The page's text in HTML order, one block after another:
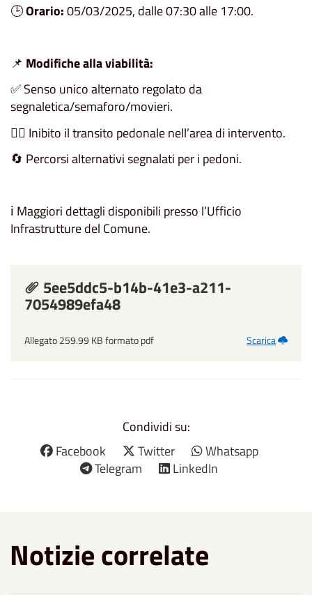
🕒Orario:05/03/2025, dalle 07:30 alle 17:00.
📌 Modifiche alla viabilità:
✅ Senso unico alternato regolato da
segnaletica/semaforo/movieri.
🚶‍♂️ Inibito il transito pedonale nell’area di intervento.
🔄 Percorsi alternativi segnalati per i pedoni.
ℹ️ Maggiori dettagli disponibili presso l’Ufficio
Infrastrutture del Comune.
5ee5ddc5-b14b-41e3-a211-
7054989efa48
Allegato 259.99 KB formato pdf Scarica
Condividi su:
Facebook
Twitter
Whatsapp
Telegram
LinkedIn
Notizie correlate